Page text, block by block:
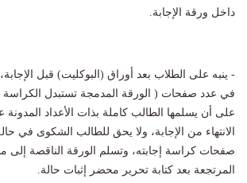
داخل ورقة الإجابة.
- ينبه على الطلاب بعد أوراق (البوكليت) قبل
في عدد صفحات ( الورقة المدمجة تستبدل الكراسة
على أن يسلمها الطالب كاملة بذات الأعداد المدونة
الانتهاء من الإجابة، ولا يحق للطالب الشكوى في
صفحات كراسة إجابته، وتسلم الورقة الناقصة إلى
المرتجعة بعد كتابة تحرير محضر إثبات حالة.